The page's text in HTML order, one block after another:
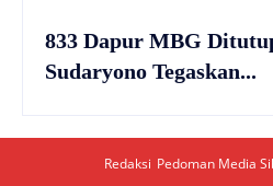
833 Dapur MBG
Sudaryono Tegaskan...
Redaksi Pedoman Media